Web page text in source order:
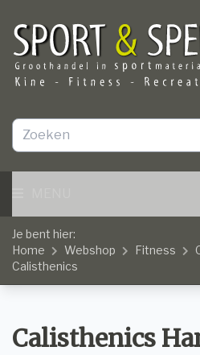
Je bent hier:
Home
Webshop Fitness
Calisthenics
Calisthenics